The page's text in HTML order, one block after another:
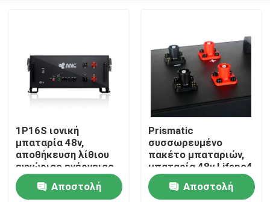
Προϊόντα
Σχετικά με εμάς
1P16S ιονική
μπαταρία 48v,
αποθήκευση λίθιου
εγχώριας ενέργειας
πακέτων μπαταριών
Lifepo4Αποστολή
Prismatic
συσσωρευμένο
πακέτο μπαταριών,
μπαταρία 48v Lifepo4
για την εγχώρια
χρήση Αποστολή